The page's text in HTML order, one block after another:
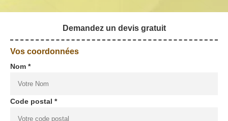
Demandez un devis gratuit
Vos coordonnées
Nom *
Code postal *